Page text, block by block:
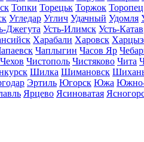
Топки Торецьк Торжок Торопец
Угледар Углич Удачный Удомля
Джегута Усть-Илимск Усть-Катав
Харабали Харовск
Чаплыгин Часов Яр
Чехов Чистополь Чистяково Чита
Шилка Шимановск
Эртиль Югорск Южа Южно-
Ярцево Ясиноватая